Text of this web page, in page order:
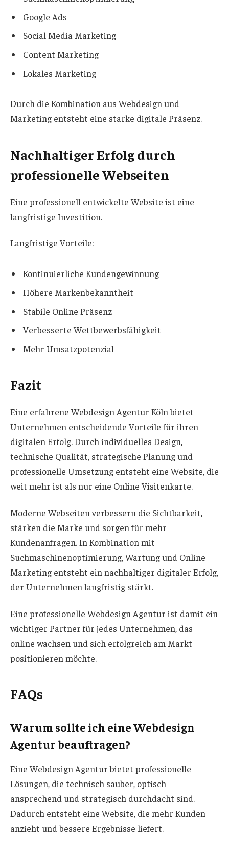
Google Ads
Social Media Marketing
Content Marketing
Lokales Marketing
Durch die Kombination aus Webdesign und
Marketing entsteht eine starke digitale Präsenz.
Nachhaltiger Erfolg durch
professionelle Webseiten
Eine professionell entwickelte Website ist eine
langfristige Investition.
Langfristige Vorteile:
Kontinuierliche Kundengewinnung
Höhere Markenbekanntheit
Stabile Online Präsenz
Verbesserte Wettbewerbsfähigkeit
Mehr Umsatzpotenzial
Fazit
Eine erfahrene Webdesign Agentur Köln bietet
Unternehmen entscheidende Vorteile für ihren
digitalen Erfolg. Durch individuelles Design,
technische Qualität, strategische Planung und
professionelle Umsetzung entsteht eine Website, die
weit mehr ist als nur eine Online Visitenkarte.
Moderne Webseiten verbessern die Sichtbarkeit,
stärken die Marke und sorgen für mehr
Kundenanfragen. In Kombination mit
Suchmaschinenoptimierung, Wartung und Online
Marketing entsteht ein nachhaltiger digitaler Erfolg,
der Unternehmen langfristig stärkt.
Eine professionelle Webdesign Agentur ist damit ein
wichtiger Partner für jedes Unternehmen, das
online wachsen und sich erfolgreich am Markt
positionieren möchte.
FAQs
Warum sollte ich eine Webdesign
Agentur beauftragen?
Eine Webdesign Agentur bietet professionelle
Lösungen, die technisch sauber, optisch
ansprechend und strategisch durchdacht sind.
Dadurch entsteht eine Website, die mehr Kunden
anzieht und bessere Ergebnisse liefert.